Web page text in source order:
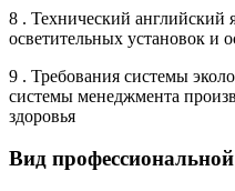
8 . Технический английский
осветительных установок и
9 . Требования системы
системы менеджмента
здоровья
Вид профессиональной